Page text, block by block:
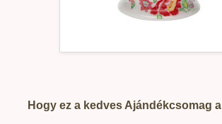
Hogy ez a kedves Ajándékcsomag